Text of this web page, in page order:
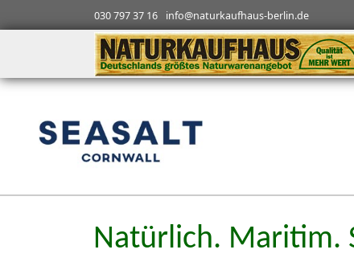
030 797 37 16 info@naturkaufhaus-berlin.de
Natürlich. Maritim.